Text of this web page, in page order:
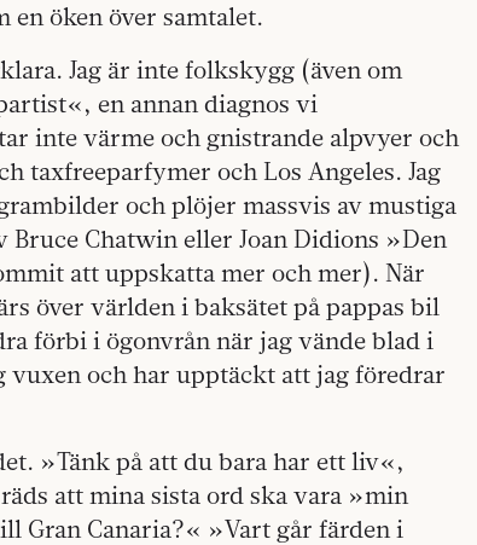
öken över samtalet.
Jag är inte folkskygg (även om
en annan diagnos vi
inte värme och gnistrande alpvyer och
taxfreeparfymer och Los Angeles. Jag
och plöjer massvis av mustiga
Chatwin eller Joan Didions »Den
att uppskatta mer och mer). När
över världen i bak­sätet på pappas bil
förbi i ögonvrån när jag vände blad i
och har upptäckt att jag föredrar
»Tänk på att du bara har ett liv«,
att mina sista ord ska vara »min
Gran Canaria?« »Vart går färden i